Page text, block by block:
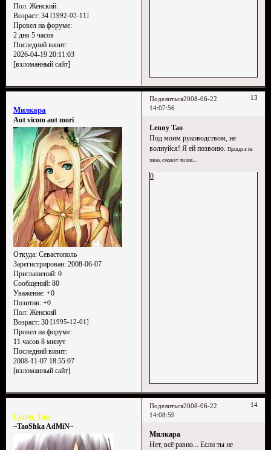
Пол:Женский
Возраст:34 [1992-03-11]
Провел на форуме:
2 дня 5 часов
Последний визит:
2026-04-19 20:11:03
[взломанный сайт]
Поделиться 13
2008-06-22
14:07:56
Милкара
Aut vicom aut mori
Откуда:Севастополь
Зарегистрирован: 2008-06-07
Приглашений:0
Сообщений:80
Уважение: +0
Позитив: +0
Пол:Женский
Возраст:30 [1995-12-01]
Провел на форуме:
11 часов 8 минут
Последний визит:
2008-11-07 18:55:07
[взломанный сайт]
Lenny Tao
Под моим руководством, не
волнуйся! Я ей позвоню. Правда я не
знаю, сможет ли она...
0
Поделиться 14
2008-06-22
14:08:59
Lenny Tao
~TaoShka AdMiN~
Милкара
Нет, всё равно... Если ты не